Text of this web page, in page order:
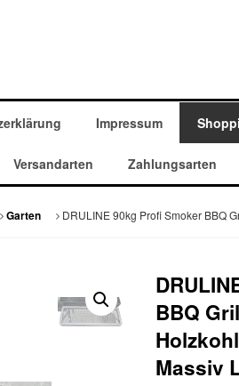
Impressum
Versandarten Zahlungsarten
Garten DRULINE 90kg Profi Smoker BBQ
BBQ
Massiv